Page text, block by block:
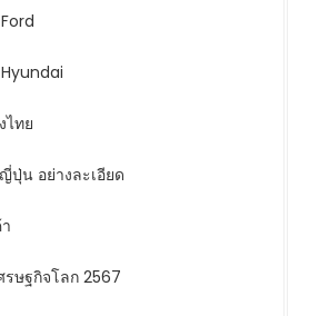
ไทย
ปุ่น อย่างละเอียด
ษฐกิจโลก 2567